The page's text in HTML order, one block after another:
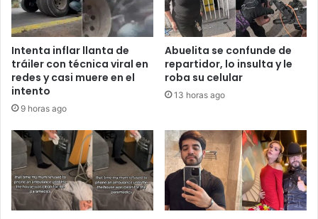
Intenta inflar llanta de
tráiler con técnica viral en
redes y casi muere en el
intento
9 horas ago
Abuelita se confunde de
repartidor, lo insulta y le
roba su celular
13 horas ago